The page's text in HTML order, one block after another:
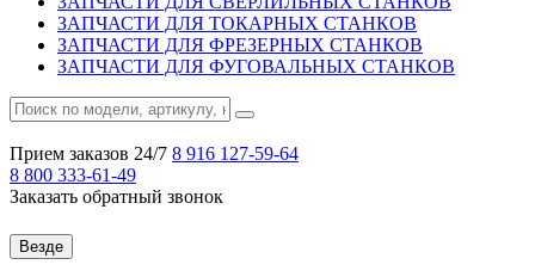
ЗАПЧАСТИ ДЛЯ ТОКАРНЫХ СТАНКОВ
ЗАПЧАСТИ ДЛЯ ФРЕЗЕРНЫХ СТАНКОВ
ЗАПЧАСТИ ДЛЯ ФУГОВАЛЬНЫХ СТАНКОВ
Прием заказов 24/7 8 916 127-59-64
8 800 333-61-49
Заказать обратный звонок
Везде